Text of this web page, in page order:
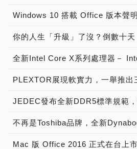
PLEXTOR展現軟實力，一舉推出
Mac 版 Office 2016 正式在台上市